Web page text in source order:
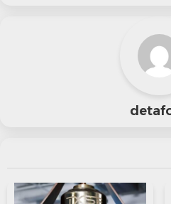
ارتفاعها 3.9%، مما أسفر عن فائض
أكثر قوة في
بسبب زيادة الطلب
الأعياد في خارج